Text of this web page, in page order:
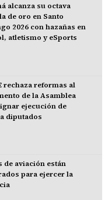
alcanza su octava
de oro en Santo
2026 con hazañas en
atletismo y eSports
rechaza reformas al
de la Asamblea
ejecución de
diputados
de aviación están
para ejercer la